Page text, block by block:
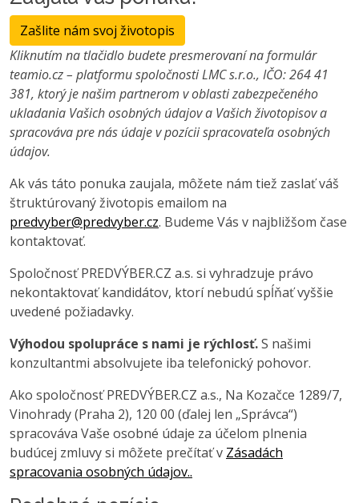
Zašlite nám svoj životopis
Kliknutím na tlačidlo budete presmerovaní na formulár
teamio.cz – platformu spoločnosti LMC s.r.o., IČO: 264 41
381, ktorý je našim partnerom v oblasti zabezpečeného
ukladania Vašich osobných údajov a Vašich životopisov a
spracováva pre nás údaje v pozícii spracovateľa osobných
údajov.
Ak vás táto ponuka zaujala, môžete nám tiež zaslať váš
štruktúrovaný životopis emailom na
predvyber@predvyber.cz. Budeme Vás v najbližšom čase
kontaktovať.
Spoločnosť PREDVÝBER.CZ a.s. si vyhradzuje právo
nekontaktovať kandidátov, ktorí nebudú spĺňať vyššie
uvedené požiadavky.
Výhodou spolupráce s nami je rýchlosť.S našimi
konzultantmi absolvujete iba telefonický pohovor.
Ako spoločnosť PREDVÝBER.CZ a.s., Na Kozačce 1289/7,
Vinohrady (Praha 2), 120 00 (ďalej len „Správca“)
spracováva Vaše osobné údaje za účelom plnenia
budúcej zmluvy si môžete prečítať v Zásadách
spracovania osobných údajov..